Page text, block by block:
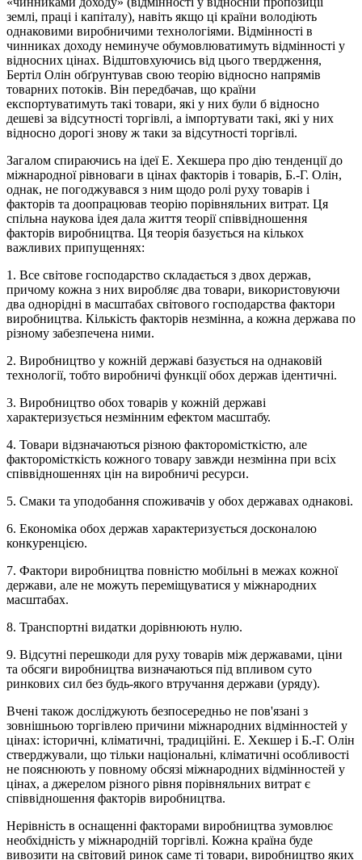
землі, праці і капіталу), навіть якщо ці країни володіють
однаковими виробничими технологіями. Відмінності в
чинниках доходу неминуче обумовлюватимуть відмінності у
відносних цінах. Відштовхуючись від цього твердження,
Бертіл Олін обґрунтував свою теорію відносно напрямів
товарних потоків. Він передбачав, що країни
експортуватимуть такі товари, які у них були б відносно
дешеві за відсутності торгівлі, а імпортувати такі, які у них
відносно дорогі знову ж таки за відсутності торгівлі.
Загалом спираючись на ідеї Е. Хекшера про дію тенденції до
міжнародної рівноваги в цінах факторів і товарів, Б.-Г. Олін,
однак, не погоджувався з ним щодо ролі руху товарів і
факторів та доопрацював теорію порівняльних витрат. Ця
спільна наукова ідея дала життя теорії співвідношення
факторів виробництва. Ця теорія базується на кількох
важливих припущеннях:
1. Все світове господарство складається з двох держав,
причому кожна з них виробляє два товари, використовуючи
два однорідні в масштабах світового господарства фактори
виробництва. Кількість факторів незмінна, а кожна держава по
різному забезпечена ними.
2. Виробництво у кожній державі базується на однаковій
технології, тобто виробничі функції обох держав ідентичні.
3. Виробництво обох товарів у кожній державі
характеризується незмінним ефектом масштабу.
4. Товари відзначаються різною факторомісткістю, але
факторомісткість кожного товару завжди незмінна при всіх
співвідношеннях цін на виробничі ресурси.
5. Смаки та уподобання споживачів у обох державах однакові.
6. Економіка обох держав характеризується досконалою
конкуренцією.
7. Фактори виробництва повністю мобільні в межах кожної
держави, але не можуть переміщуватися у міжнародних
масштабах.
8. Транспортні видатки дорівнюють нулю.
9. Відсутні перешкоди для руху товарів між державами, ціни
та обсяги виробництва визначаються під впливом суто
ринкових сил без будь-якого втручання держави (уряду).
Вчені також досліджують безпосередньо не пов'язані з
зовнішньою торгівлею причини міжнародних відмінностей у
цінах: історичні, кліматичні, традиційні. Е. Хекшер і Б.-Г. Олін
стверджували, що тільки національні, кліматичні особливості
не пояснюють у повному обсязі міжнародних відмінностей у
цінах, а джерелом різного рівня порівняльних витрат є
співвідношення факторів виробництва.
Нерівність в оснащенні факторами виробництва зумовлює
необхідність у міжнародній торгівлі. Кожна країна буде
вивозити на світовий ринок саме ті товари, виробництво яких